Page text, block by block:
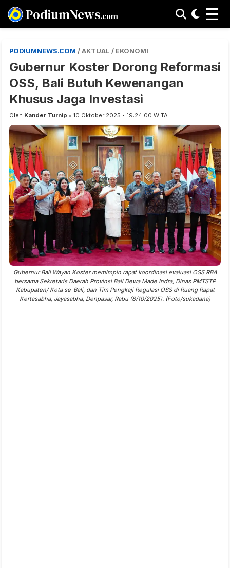
PodiumNews.com ☰
PODIUMNEWS.COM / AKTUAL / EKONOMI
Gubernur Koster Dorong Reformasi
OSS, Bali Butuh Kewenangan
Khusus Jaga Investasi
Oleh Kander Turnip • 10 Oktober 2025 • 19:24:00 WITA
Gubernur Bali Wayan Koster memimpin rapat koordinasi evaluasi OSS RBA
bersama Sekretaris Daerah Provinsi Bali Dewa Made Indra, Dinas PMTSTP
Kabupaten/ Kota se-Bali, dan Tim Pengkaji Regulasi OSS di Ruang Rapat
Kertasabha, Jayasabha, Denpasar, Rabu (8/10/2025). (Foto/sukadana)